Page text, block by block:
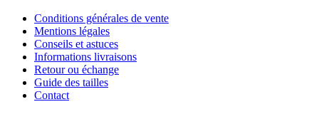
Conditions générales de vente
Mentions légales
Conseils et astuces
Informations livraisons
Retour ou échange
Guide des tailles
Contact